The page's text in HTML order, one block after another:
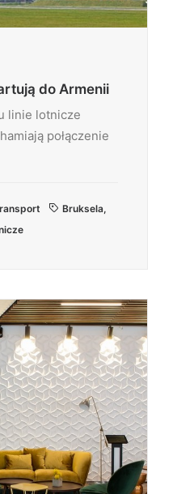
do Armenii
linie lotnicze
połączenie
Bruksela,